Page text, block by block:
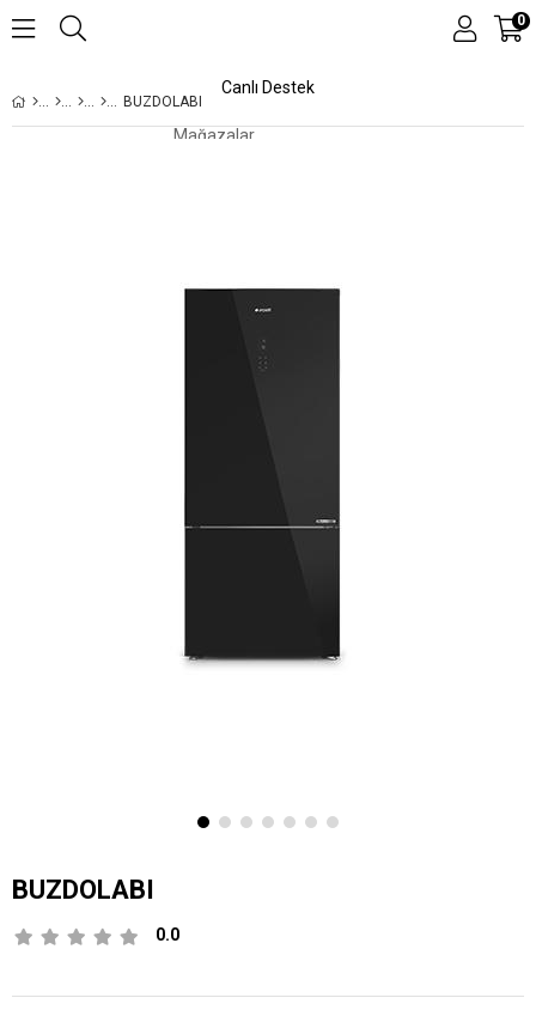
Canlı Destek
Mağazalar
0
BUZDOLABI
BUZDOLABI
0.0